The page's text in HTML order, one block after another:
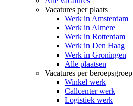
Vacatures per plaats
Werk in Amsterdam
Werk in Almere
Werk in Rotterdam
Werk in Den Haag
Werk in Groningen
Alle plaatsen
Vacatures per beroepsgroep
Winkel werk
Callcenter werk
Logistiek werk